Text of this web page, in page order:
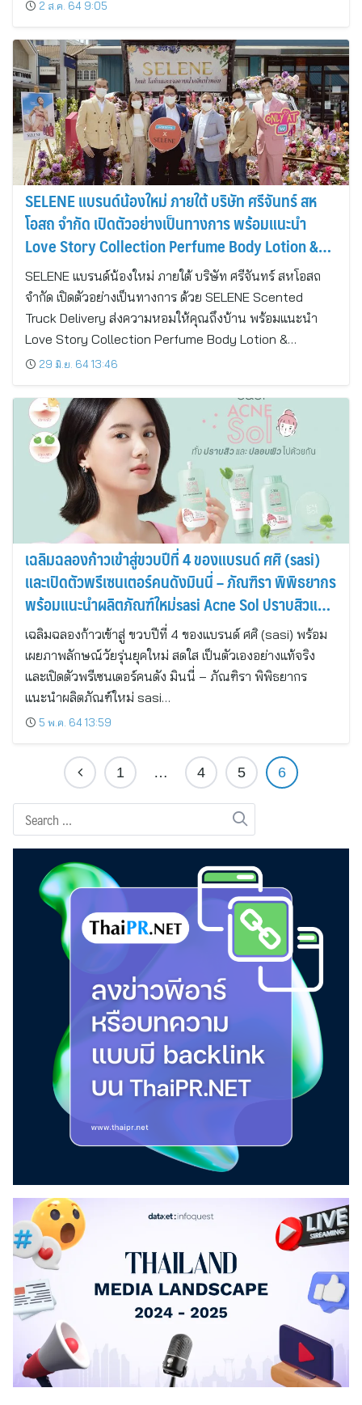
2 ส.ค. 64 9:05
SELENE แบรนด์น้องใหม่ ภายใต้ บริษัท ศรีจันทร์ สห
โอสถ จำกัด เปิดตัวอย่างเป็นทางการ พร้อมแนะนำ
Love Story Collection Perfume Body Lotion &
Perfume Shower Gel
SELENE แบรนด์น้องใหม่ ภายใต้ บริษัท ศรีจันทร์ สหโอสถ
จำกัด เปิดตัวอย่างเป็นทางการ ด้วย SELENE Scented
Truck Delivery ส่งความหอมให้คุณถึงบ้าน พร้อมแนะนำ
Love Story Collection Perfume Body Lotion &…
29 มิ.ย. 64 13:46
เฉลิมฉลองก้าวเข้าสู่ขวบปีที่ 4 ของแบรนด์ ศศิ (sasi)
และเปิดตัวพรีเซนเตอร์คนดังมินนี่ – ภัณฑิรา พิพิธยากร
พร้อมแนะนำผลิตภัณฑ์ใหม่sasi Acne Sol ปราบสิวและ
ปลอบผิว จบในหนึ่งเดียว
เฉลิมฉลองก้าวเข้าสู่ ขวบปีที่ 4 ของแบรนด์ ศศิ (sasi) พร้อม
เผยภาพลักษณ์วัยรุ่นยุคใหม่ สดใส เป็นตัวเองอย่างแท้จริง
และเปิดตัวพรีเซนเตอร์คนดัง มินนี่ – ภัณฑิรา พิพิธยากร
แนะนำผลิตภัณฑ์ใหม่ sasi…
5 พ.ค. 64 13:59
1 … 4 5 6